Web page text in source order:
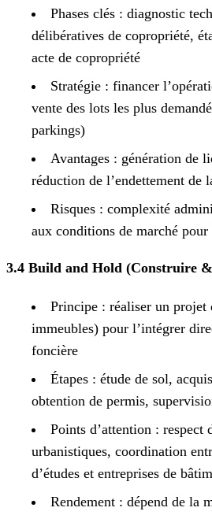
Phases clés : diagnostic
délibératives de copropriété,
acte de copropriété
Stratégie : financer
vente des lots les plus
parkings)
Avantages : génération de
réduction de l’endettement de
Risques : complexité
aux conditions de marché pour
3.4 Build and Hold (Construire
Principe : réaliser un projet
immeubles) pour l’intégrer
foncière
Étapes : étude de sol,
obtention de permis,
Points d’attention : respect
urbanistiques, coordination
d’études et entreprises de
Rendement : dépend de la